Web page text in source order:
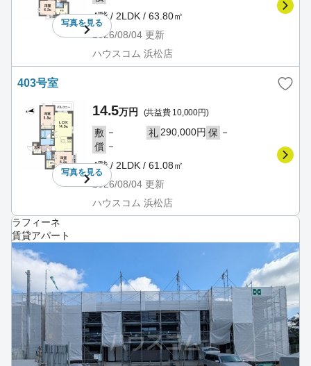
写真を見る
4階 / 2LDK / 63.80㎡
2026/08/04 更新
ハウスコム 浜松店
403号室
写真を見る
14.5万円 (共益費 10,000円)
敷 － 礼 290,000円 保 －
償 －
4階 / 2LDK / 61.08㎡
2026/08/04 更新
ハウスコム 浜松店
ラフィーネ
賃貸アパート